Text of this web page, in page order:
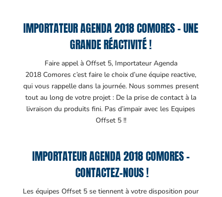
IMPORTATEUR AGENDA 2018 COMORES – UNE
GRANDE RÉACTIVITÉ !
Faire appel à Offset 5, Importateur Agenda
2018 Comores c’est faire le choix d’une équipe reactive,
qui vous rappelle dans la journée. Nous sommes present
tout au long de votre projet : De la prise de contact à la
livraison du produits fini. Pas d’impair avec les Equipes
Offset 5 !!
IMPORTATEUR AGENDA 2018 COMORES –
CONTACTEZ-NOUS !
Les équipes Offset 5 se tiennent à votre disposition pour